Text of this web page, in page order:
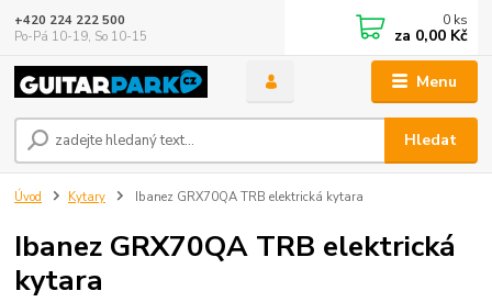
Menu
Hledat
+420 224 222 500
Po-Pá 10-19, So 10-15
0 ks
za 0,00 Kč
Úvod Kytary Ibanez GRX70QA TRB elektrická kytara
Ibanez GRX70QA TRB elektrická
kytara